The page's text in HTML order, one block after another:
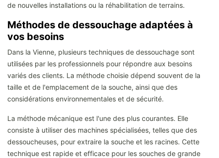
de nouvelles installations ou la réhabilitation de terrains.
Méthodes de dessouchage adaptées à
vos besoins
Dans la Vienne, plusieurs techniques de dessouchage sont
utilisées par les professionnels pour répondre aux besoins
variés des clients. La méthode choisie dépend souvent de la
taille et de l'emplacement de la souche, ainsi que des
considérations environnementales et de sécurité.
La méthode mécanique est l'une des plus courantes. Elle
consiste à utiliser des machines spécialisées, telles que des
dessoucheuses, pour extraire la souche et les racines. Cette
technique est rapide et efficace pour les souches de grande